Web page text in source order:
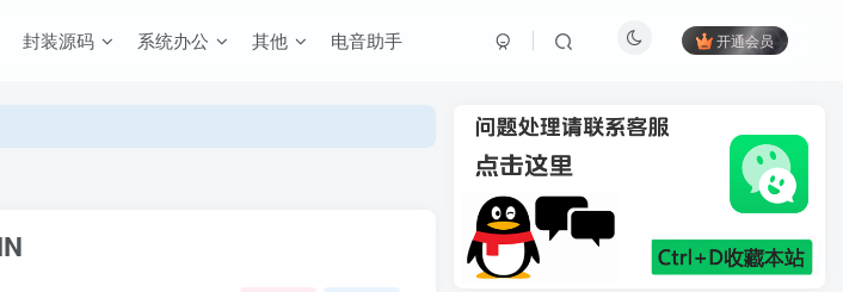
封装源码 系统办公 其他 电音助手 开通会员